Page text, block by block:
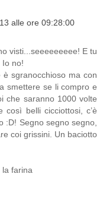
alle ore 09:28:00
visti...seeeeeeeee! E tu
Io no!
sgranocchioso ma con
smettere se li compro e
che saranno 1000 volte
così belli cicciottosi, c’è
:D! Segno segno segno,
coi grissini. Un baciotto
la farina